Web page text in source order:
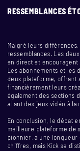
RESSEMBLANCES
Malgré leurs
ressemblances. Les
en direct et
Les abonnements et les
deux plateforme, offrant
financièrement leurs
également des sections
allant des jeux vidéo à
En conclusion, le débat
meilleure plateforme de
pionnier, a une longueur
chiffres, mais Kick se